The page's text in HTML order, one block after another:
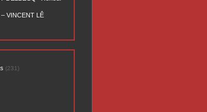
VINCENT LÊ
(231)